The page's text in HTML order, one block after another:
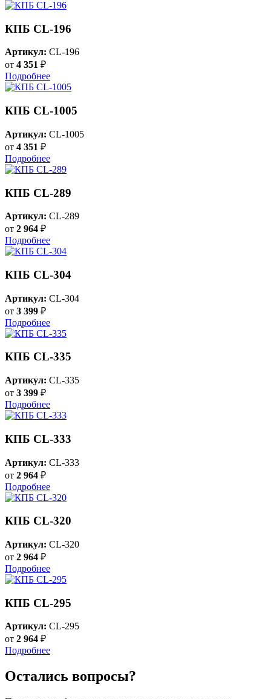
КПБ CL-196
Артикул: CL-196
от 4 351 ₽
Подробнее
КПБ CL-1005
Артикул: CL-1005
от 4 351 ₽
Подробнее
КПБ CL-289
Артикул: CL-289
от 2 964 ₽
Подробнее
КПБ CL-304
Артикул: CL-304
от 3 399 ₽
Подробнее
КПБ CL-335
Артикул: CL-335
от 3 399 ₽
Подробнее
КПБ CL-333
Артикул: CL-333
от 2 964 ₽
Подробнее
КПБ CL-320
Артикул: CL-320
от 2 964 ₽
Подробнее
КПБ CL-295
Артикул: CL-295
от 2 964 ₽
Подробнее
Остались вопросы?